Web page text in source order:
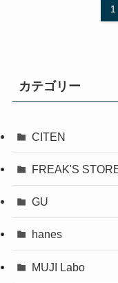
1
カテゴリー
CITEN
FREAK'S
GU
hanes
MUJI Labo